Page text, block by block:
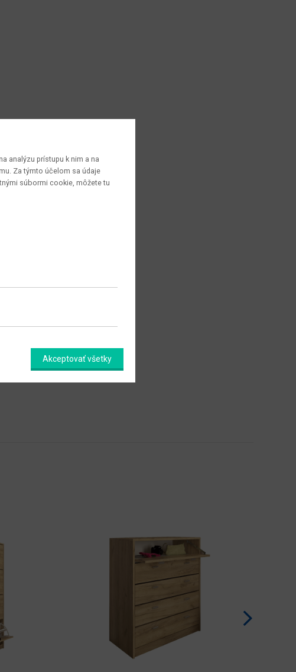
analýzu prístupu k nim a na
Za týmto účelom sa údaje
súbormi cookie, môžete tu
Akceptovať všetky